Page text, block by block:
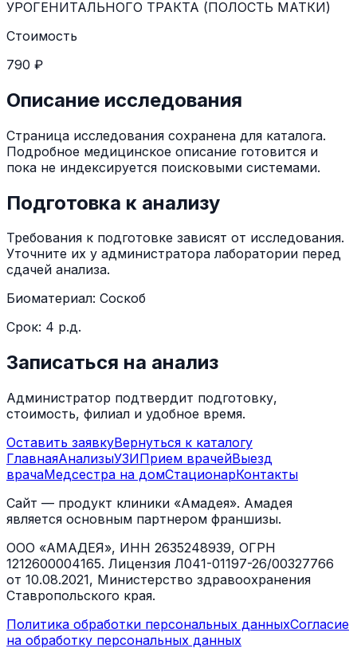
УРОГЕНИТАЛЬНОГО ТРАКТА (ПОЛОСТЬ МАТКИ)
Стоимость
790 ₽
Описание исследования
Страница исследования сохранена для каталога.
Подробное медицинское описание готовится и
пока не индексируется поисковыми системами.
Подготовка к анализу
Требования к подготовке зависят от исследования.
Уточните их у администратора лаборатории перед
сдачей анализа.
Биоматериал: Соскоб
Срок: 4 р.д.
Записаться на анализ
Администратор подтвердит подготовку,
стоимость, филиал и удобное время.
Оставить заявкуВернуться к каталогу
ГлавнаяАнализыУЗИПрием врачейВыезд
врачаМедсестра на домСтационарКонтакты
Сайт — продукт клиники «Амадея». Амадея
является основным партнером франшизы.
ООО «АМАДЕЯ», ИНН 2635248939, ОГРН
1212600004165. Лицензия Л041-01197-26/00327766
от 10.08.2021, Министерство здравоохранения
Ставропольского края.
Политика обработки персональных данныхСогласие
на обработку персональных данных